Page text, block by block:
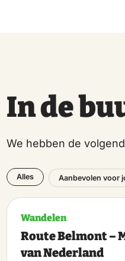
In de
We hebben de
Alles Aanbevolen voor
Wandelen
Route Belmont –
van Nederland